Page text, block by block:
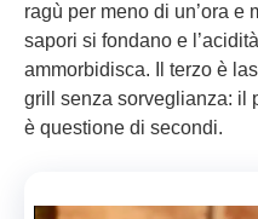
ragù per meno di un’ora e
sapori si fondano e
ammorbidisca. Il terzo è
grill senza sorveglianza: il
è questione di secondi.